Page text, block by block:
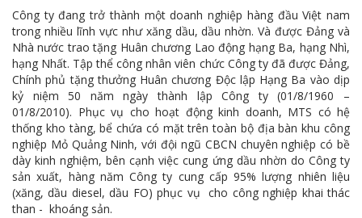
MTS - GIỚI THIỆU SẢN PHẨM COMINLUB HFS
MTS - ĐẢM BẢO CHẤT LƯỢNG VẬT TƯ NGÀNH MỎ
MTS: 60 NĂM TIÊN PHONG KIẾN TẠO GIÁ TRỊ BỀN VỮNG
Video quy trình Bỏ phiếu Bầu cử sắp tới
MTS: KHÁNH THÀNH CỬA HÀNG XĂNG DẦU CẨM PHẢ
MTS: 5 NĂM - TỪ ĐẠI HỘI ĐẾN ĐẠI HỘI
Cách phòng chống covid-19 tại nơi làm việc
Công ty đang trở thành một doanh nghiệp hàng đầu Việt nam
trong nhiều lĩnh vực như xăng dầu, dầu nhờn. Và được Đảng và
Nhà nước trao tặng Huân chương Lao động hạng Ba, hạng Nhì,
hạng Nhất. Tập thể công nhân viên chức Công ty đã được Đảng,
Chính phủ tặng thưởng Huân chương Độc lập Hạng Ba vào dịp
kỷ niệm 50 năm ngày thành lập Công ty (01/8/1960 –
01/8/2010). Phục vụ cho hoạt động kinh doanh, MTS có hệ
thống kho tàng, bể chứa có mặt trên toàn bộ địa bàn khu công
nghiệp Mỏ Quảng Ninh, với đội ngũ CBCN chuyên nghiệp có bề
dày kinh nghiệm, bên cạnh việc cung ứng dầu nhờn do Công ty
sản xuất, hàng năm Công ty cung cấp 95% lượng nhiên liệu
(xăng, dầu diesel, dầu FO) phục vụ cho công nghiệp khai thác
than - khoáng sản.